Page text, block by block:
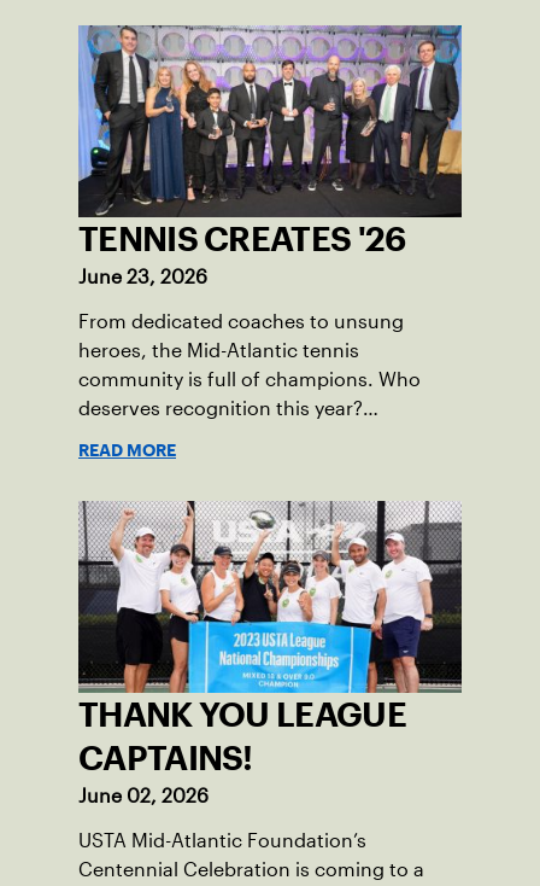
TENNIS CREATES '26
June 23, 2026
From dedicated coaches to unsung
heroes, the Mid-Atlantic tennis
community is full of champions. Who
deserves recognition this year?
READ MORE
THANK YOU LEAGUE
CAPTAINS!
June 02, 2026
USTA Mid-Atlantic Foundation’s
Centennial Celebration is coming to a